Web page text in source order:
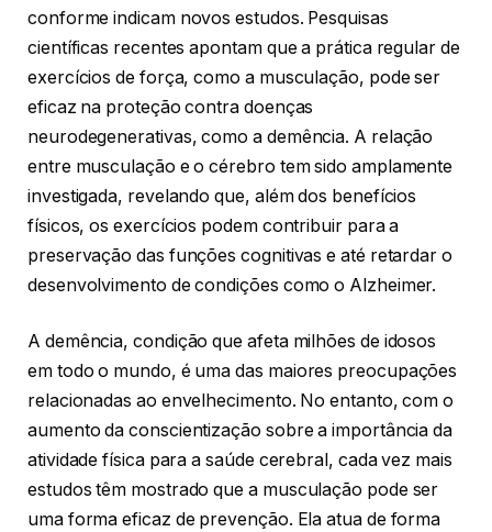
conforme indicam novos estudos. Pesquisas
científicas recentes apontam que a prática regular de
exercícios de força, como a musculação, pode ser
eficaz na proteção contra doenças
neurodegenerativas, como a demência. A relação
entre musculação e o cérebro tem sido amplamente
investigada, revelando que, além dos benefícios
físicos, os exercícios podem contribuir para a
preservação das funções cognitivas e até retardar o
desenvolvimento de condições como o Alzheimer.
A demência, condição que afeta milhões de idosos
em todo o mundo, é uma das maiores preocupações
relacionadas ao envelhecimento. No entanto, com o
aumento da conscientização sobre a importância da
atividade física para a saúde cerebral, cada vez mais
estudos têm mostrado que a musculação pode ser
uma forma eficaz de prevenção. Ela atua de forma